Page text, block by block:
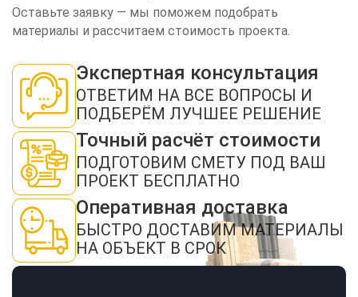
Оставьте заявку — мы поможем подобрать
материалы и рассчитаем стоимость проекта.
Экспертная консультация
ОТВЕТИМ НА ВСЕ ВОПРОСЫ И
ПОДБЕРЁМ ЛУЧШЕЕ РЕШЕНИЕ
Точный расчёт стоимости
ПОДГОТОВИМ СМЕТУ ПОД ВАШ
ПРОЕКТ БЕСПЛАТНО
Оперативная доставка
БЫСТРО ДОСТАВИМ МАТЕРИАЛЫ
НА ОБЪЕКТ В СРОК
Нажимая кнопку "Отправить", я даю своё согласие на обработку моих
персональных данных в соответствии с ФЗ от 27.07.2006 № 152-ФЗ "О
персональных данных", на условиях и для целей, определенных в политикой
конфиденциальности
ОТПРАВИТЬ